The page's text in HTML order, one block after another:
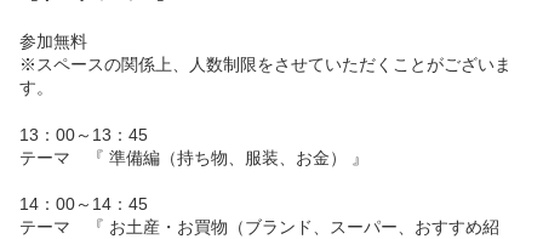
参加無料
※スペースの関係上、人数制限をさせていただくことがございま
す。
13：00～13：45
テーマ 『 準備編（持ち物、服装、お金） 』
14：00～14：45
テーマ 『 お土産・お買物（ブランド、スーパー、おすすめ紹